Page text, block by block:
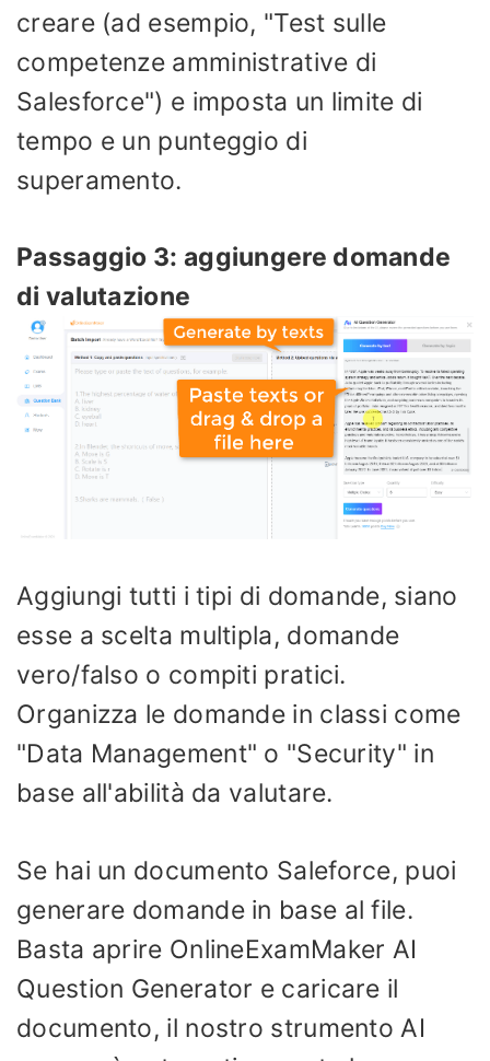
creare (ad esempio, "Test sulle
competenze amministrative di
Salesforce") e imposta un limite di
tempo e un punteggio di
superamento.
Passaggio 3: aggiungere domande
di valutazione
Aggiungi tutti i tipi di domande, siano
esse a scelta multipla, domande
vero/falso o compiti pratici.
Organizza le domande in classi come
"Data Management" o "Security" in
base all'abilità da valutare.
Se hai un documento Saleforce, puoi
generare domande in base al file.
Basta aprire OnlineExamMaker AI
Question Generator e caricare il
documento, il nostro strumento AI